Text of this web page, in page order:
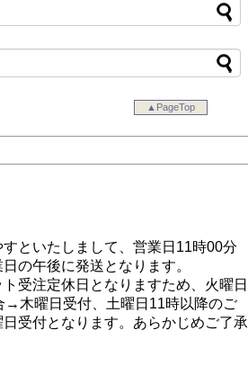
▲PageTop
といたしまして、営業日11時00分
の午後に発送となります。
受注定休日となりますため、火曜日
→木曜日受付、土曜日11時以降のご
受付となります。あらかじめご了承